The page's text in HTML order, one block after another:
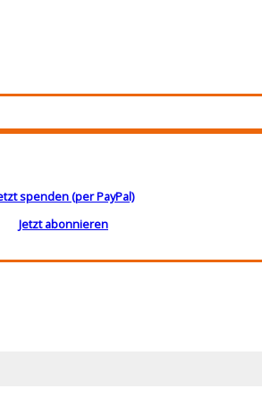
spenden (per PayPal)
Jetzt abonnieren